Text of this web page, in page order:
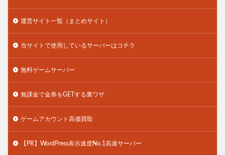
運営サイト一覧（まとめサイト）
当サイトで使用しているサーバーはコチラ
無料ゲームサーバー
無課金で金券をGETする裏ワザ
ゲームアカウント高価買取
【PR】WordPress表示速度No.1高速サーバー